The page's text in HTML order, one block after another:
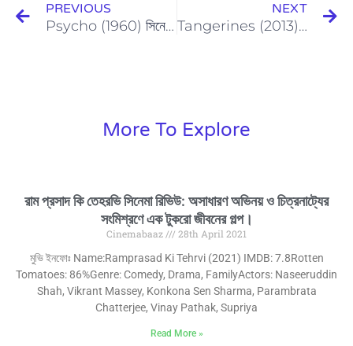
PREVIOUS
Psycho (1960) সিনেমা রিভিউ
NEXT
Tangerines (2013) Movie Review
More To Explore
রাম প্রসাদ কি তেহরভি সিনেমা রিভিউ: অসাধারণ অভিনয় ও চিত্রনাট্যের
সংমিশ্রণে এক টুকরো জীবনের গল্প।
Cinemabaaz
28th April 2021
মুভি ইনফোঃ Name:Ramprasad Ki Tehrvi (2021) IMDB: 7.8Rotten
Tomatoes: 86%Genre: Comedy, Drama, FamilyActors: Naseeruddin
Shah, Vikrant Massey, Konkona Sen Sharma, Parambrata
Chatterjee, Vinay Pathak, Supriya
Read More »